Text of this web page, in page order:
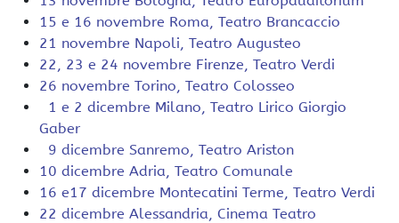
15 e 16 novembre Roma, Teatro Brancaccio
21 novembre Napoli, Teatro Augusteo
22, 23 e 24 novembre Firenze, Teatro Verdi
26 novembre Torino, Teatro Colosseo
1 e 2 dicembre Milano, Teatro Lirico Giorgio
Gaber
9 dicembre Sanremo, Teatro Ariston
10 dicembre Adria, Teatro Comunale
16 e17 dicembre Montecatini Terme, Teatro Verdi
22 dicembre Alessandria, Cinema Teatro